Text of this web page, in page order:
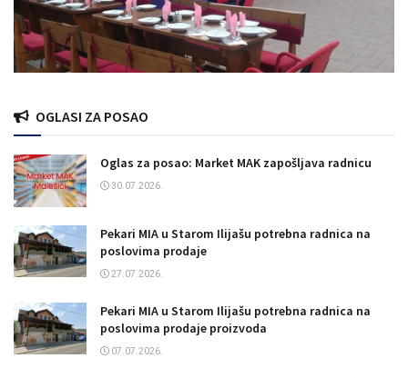
OGLASI ZA POSAO
Oglas za posao: Market MAK zapošljava radnicu
30.07.2026.
Pekari MIA u Starom Ilijašu potrebna radnica na
poslovima prodaje
27.07.2026.
Pekari MIA u Starom Ilijašu potrebna radnica na
poslovima prodaje proizvoda
07.07.2026.